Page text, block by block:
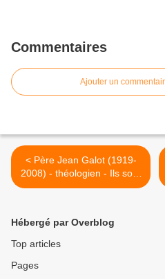
Commentaires
Ajouter un
< Père Jean Galot (1919-
2008) - théologien - Ils sont
morts, mais ils vivent !
Hébergé par Overblog
Top articles
Pages